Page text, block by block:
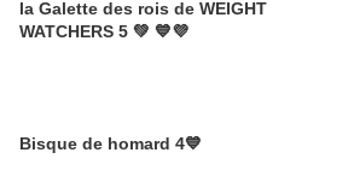
la Galette des rois de WEIGHT
WATCHERS 5 💚 💙💜
Bisque de homard 4💙